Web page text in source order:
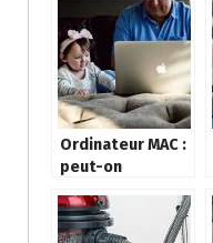
expérience au
cinéma
Ordinateur MAC :
peut-on
l’obsolescence
programmée ?